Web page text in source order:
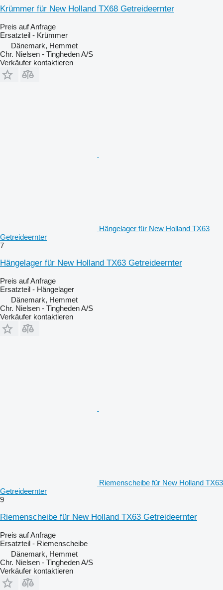
Krümmer für New Holland TX68 Getreideernter
Preis auf Anfrage
Ersatzteil - Krümmer
Dänemark, Hemmet
Chr. Nielsen - Tingheden A/S
Verkäufer kontaktieren
Hängelager für New Holland TX63
Getreideernter
7
Hängelager für New Holland TX63 Getreideernter
Preis auf Anfrage
Ersatzteil - Hängelager
Dänemark, Hemmet
Chr. Nielsen - Tingheden A/S
Verkäufer kontaktieren
Riemenscheibe für New Holland TX63
Getreideernter
9
Riemenscheibe für New Holland TX63 Getreideernter
Preis auf Anfrage
Ersatzteil - Riemenscheibe
Dänemark, Hemmet
Chr. Nielsen - Tingheden A/S
Verkäufer kontaktieren